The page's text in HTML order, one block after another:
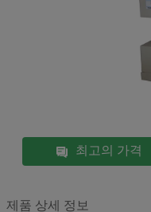
최고의 가격
제품 상세 정보